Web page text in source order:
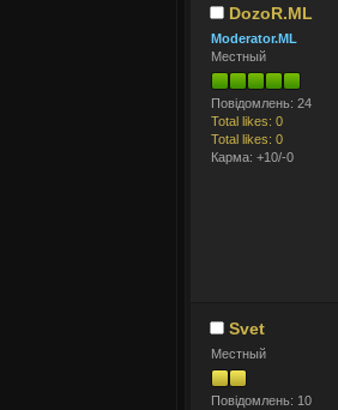
DozoR.ML
Moderator.ML
Местный
Повідомлень: 24
Total likes: 0
Total likes: 0
Карма: +10/-0
Svet
Местный
Повідомлень: 10